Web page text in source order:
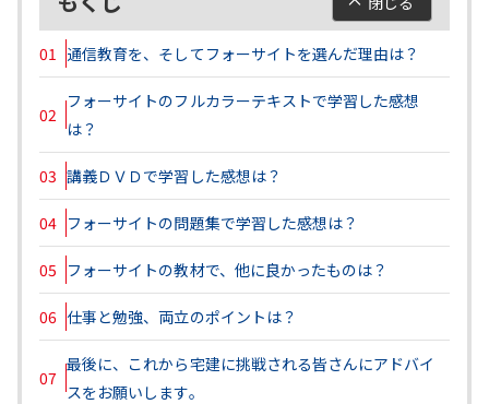
01 通信教育を、そしてフォーサイトを選んだ理由は？
02
フォーサイトのフルカラーテキストで学習した感想
は？
03 講義ＤＶＤで学習した感想は？
04 フォーサイトの問題集で学習した感想は？
05 フォーサイトの教材で、他に良かったものは？
06 仕事と勉強、両立のポイントは？
07
最後に、これから宅建に挑戦される皆さんにアドバイ
スをお願いします。